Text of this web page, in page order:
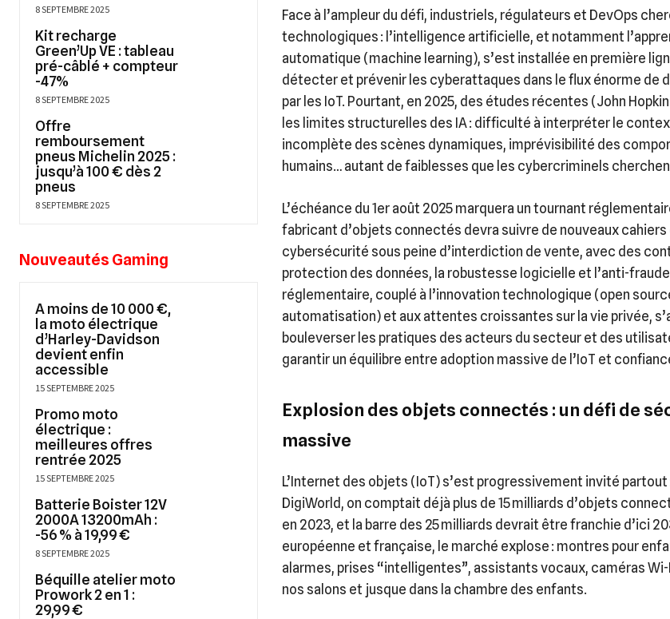
8 SEPTEMBRE 2025
Kit recharge
Green’Up VE : tableau
pré-câblé + compteur
-47%
8 SEPTEMBRE 2025
Offre
remboursement
pneus Michelin 2025 :
jusqu’à 100 € dès 2
pneus
8 SEPTEMBRE 2025
Nouveautés Gaming
A moins de 10 000 €,
la moto électrique
d’Harley-Davidson
devient enfin
accessible
15 SEPTEMBRE 2025
Promo moto
électrique :
meilleures offres
rentrée 2025
15 SEPTEMBRE 2025
Batterie Boister 12V
2000A 13200mAh :
-56 % à 19,99 €
8 SEPTEMBRE 2025
Béquille atelier moto
Prowork 2 en 1 :
29,99 €
Face à l’ampleur du défi, industriels, régulateurs et DevOps
technologiques : l’intelligence artificielle, et notamment
automatique (machine learning), s’est installée en première
détecter et prévenir les cyberattaques dans le flux énorme de
par les IoT. Pourtant, en 2025, des études récentes (John
les limites structurelles des IA : difficulté à interpréter le
incomplète des scènes dynamiques, imprévisibilité des
humains… autant de faiblesses que les cybercriminels
L’échéance du 1er août 2025 marquera un tournant
fabricant d’objets connectés devra suivre de nouveaux cahiers
cybersécurité sous peine d’interdiction de vente, avec des
protection des données, la robustesse logicielle et l’anti-
réglementaire, couplé à l’innovation technologique (open
automatisation) et aux attentes croissantes sur la vie privée,
bouleverser les pratiques des acteurs du secteur et des
garantir un équilibre entre adoption massive de l’IoT et
Explosion des objets connectés : un défi de
massive
L’Internet des objets (IoT) s’est progressivement invité partout :
DigiWorld, on comptait déjà plus de 15 milliards d’objets
en 2023, et la barre des 25 milliards devrait être franchie d’ici
européenne et française, le marché explose : montres pour
alarmes, prises “intelligentes”, assistants vocaux, caméras
nos salons et jusque dans la chambre des enfants.